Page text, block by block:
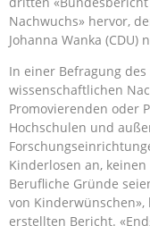
Nachwuchs» hervor,
Johanna Wanka
In einer Befragung
wissenschaftlichen
Promovierenden oder
Hochschulen und
Kinderlosen an,
Berufliche Gründe
von
erstellten Bericht.